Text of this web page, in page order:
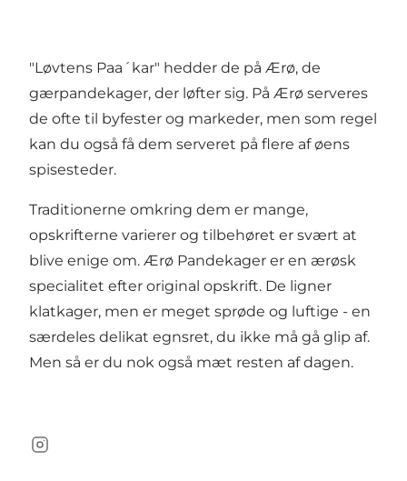
"Løvtens Paa´kar" hedder de på Ærø, de
gærpandekager, der løfter sig. På Ærø serveres
de ofte til byfester og markeder, men som regel
kan du også få dem serveret på flere af øens
spisesteder.
Traditionerne omkring dem er mange,
opskrifterne varierer og tilbehøret er svært at
blive enige om. Ærø Pandekager er en ærøsk
specialitet efter original opskrift. De ligner
klatkager, men er meget sprøde og luftige - en
særdeles delikat egnsret, du ikke må gå glip af.
Men så er du nok også mæt resten af dagen.
Instagram